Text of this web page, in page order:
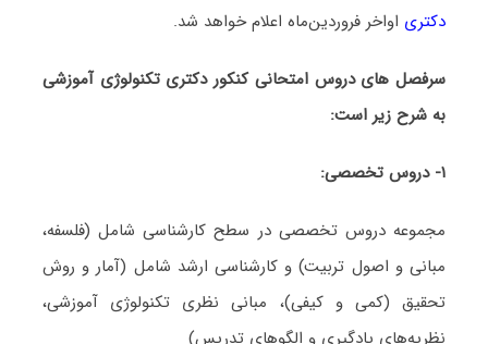
دکتری اواخر فروردین‌ماه اعلام خواهد شد.
سرفصل های دروس امتحانی کنکور دکتری تکنولوژی آموزشی
به شرح زیر است:
۱- دروس تخصصی:
مجموعه دروس تخصصی در سطح کارشناسی شامل (فلسفه،
مبانی و اصول تربیت) و کارشناسی ارشد شامل (آمار و روش
تحقیق (کمی و کیفی)، مبانی نظری تکنولوژی آموزشی،
نظریه‌های یادگیری و الگوهای تدریس)